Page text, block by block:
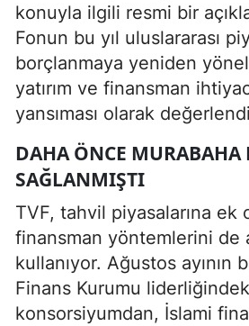
konuyla ilgili resmi bir
Fonun bu yıl uluslararası
borçlanmaya yeniden
yatırım ve finansman
yansıması olarak
DAHA ÖNCE
SAĞLANMIŞTI
TVF, tahvil piyasalarına ek
finansman yöntemlerini de
kullanıyor. Ağustos ayının
Finans Kurumu
konsorsiyumdan, İslami